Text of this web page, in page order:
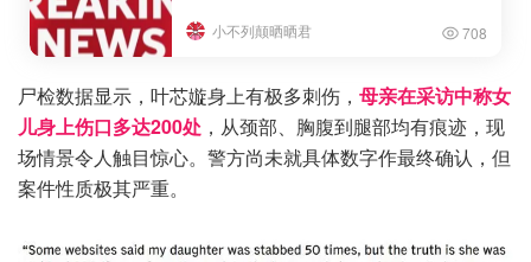
小不列颠晒晒君 708
尸检数据显示，叶芯嫙身上有极多刺伤， 母亲在采访中称女
儿身上伤口多达200处 ，从颈部、胸腹到腿部均有痕迹，现
场情景令人触目惊心。警方尚未就具体数字作最终确认，但
案件性质极其严重。